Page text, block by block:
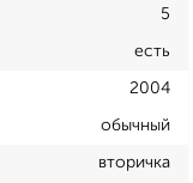
5
есть
2004
обычный
вторичка